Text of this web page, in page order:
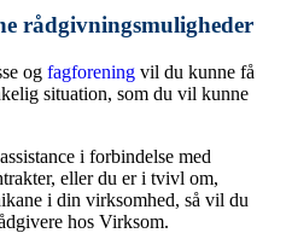
rådgivningsmuligheder
og fagforening vil du kunne få
situation, som du vil kunne
i forbindelse med
eller du er i tvivl om,
i din virksomhed, så vil du
hos Virksom.